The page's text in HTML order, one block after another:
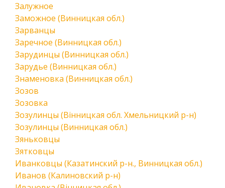
Залужное
Заможное (Винницкая обл.)
Зарванцы
Заречное (Винницкая обл.)
Зарудинцы (Винницкая обл.)
Зарудье (Винницкая обл.)
Знаменовка (Винницкая обл.)
Зозов
Зозовка
Зозулинцы (Вінницкая обл. Хмельницкий р-н)
Зозулинцы (Винницкая обл.)
Зяньковцы
Зятковцы
Иванковцы (Казатинский р-н., Винницкая обл.)
Иванов (Калиновский р-н)